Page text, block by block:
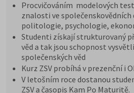
Procvičováním modelových
znalosti ve
politologie, psychologie,
Studenti získají strukturovaný
věd a tak jsou schopnost
společenských věd
Kurz ZSV probíhá v prezenční i
V letošním roce dostanou
ZSV a časopis Kam Po Maturitě.